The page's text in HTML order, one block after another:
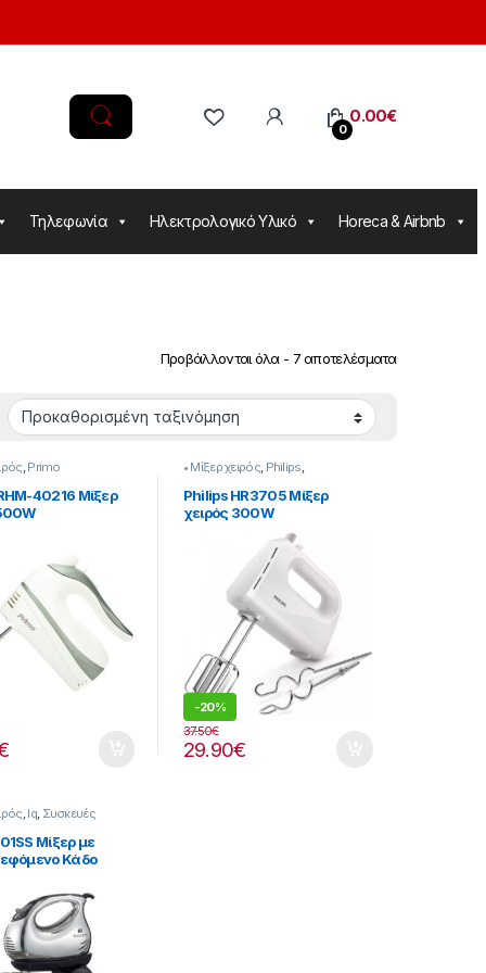
0
0.00€
Τηλεφωνία Ηλεκτρολογικό Υλικό Horeca & Airbnb
Προβάλλονται όλα - 7 αποτελέσματα
Primo
40216 Μίξερ
• Μίξερ χειρός, Philips
Μικροσυσκευές Συσκευές
Κουζίνας
Philips HR3705 Μίξερ
χειρός 300W
-20%
29.90€
37.50€
,Iq, Συσκευές
Μίξερ με
Κάδο